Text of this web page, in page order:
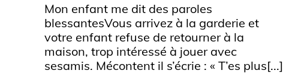
Mon enfant me dit des paroles
blessantesVous arrivez à la garderie et
votre enfant refuse de retourner à la
maison, trop intéressé à jouer avec
sesamis. Mécontent il s’écrie : « T’es plus[...]